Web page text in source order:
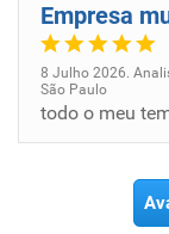
Empresa
8 Julho 2026.
São Paulo